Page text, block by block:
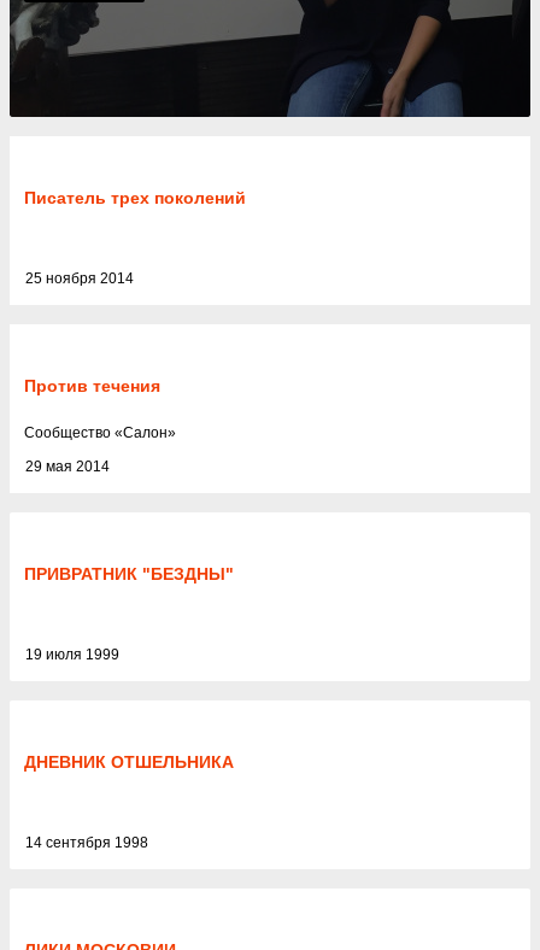
Писатель трех поколений
25 ноября 2014
Против течения
29 мая 2014
Cообщество «Салон»
ПРИВРАТНИК "БЕЗДНЫ"
19 июля 1999
ДНЕВНИК ОТШЕЛЬНИКА
14 сентября 1998